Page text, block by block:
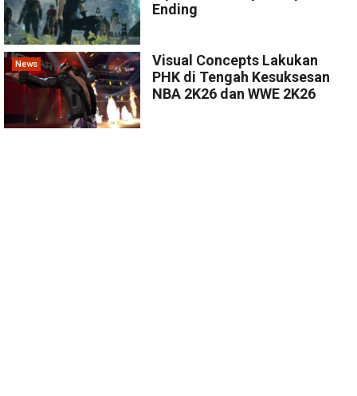
Ending
News
Visual Concepts Lakukan
PHK di Tengah Kesuksesan
NBA 2K26 dan WWE 2K26